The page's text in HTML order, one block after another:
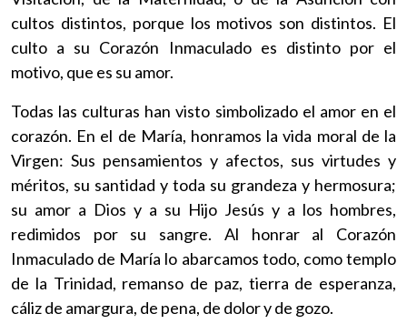
cultos distintos, porque los motivos son distintos. El
culto a su Corazón Inmaculado es distinto por el
motivo, que es su amor.
Todas las culturas han visto simbolizado el amor en el
corazón. En el de María, honramos la vida moral de la
Virgen: Sus pensamientos y afectos, sus virtudes y
méritos, su santidad y toda su grandeza y hermosura;
su amor a Dios y a su Hijo Jesús y a los hombres,
redimidos por su sangre. Al honrar al Corazón
Inmaculado de María lo abarcamos todo, como templo
de la Trinidad, remanso de paz, tierra de esperanza,
cáliz de amargura, de pena, de dolor y de gozo.